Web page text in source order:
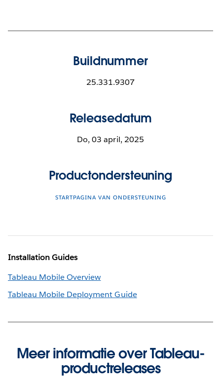
Buildnummer
25.331.9307
Releasedatum
Do, 03 april, 2025
Productondersteuning
STARTPAGINA VAN ONDERSTEUNING
Installation Guides
Tableau Mobile Overview
Tableau Mobile Deployment Guide
Meer informatie over Tableau-
productreleases